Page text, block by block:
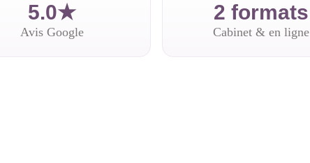
5.0★
Avis Google
2 formats
Cabinet & en ligne